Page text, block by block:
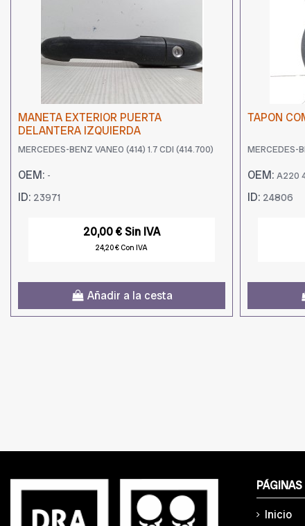
MANETA EXTERIOR PUERTA
DELANTERA IZQUIERDA
MERCEDES-BENZ VANEO (414) 1.7 CDI (414.700)
OEM: -
ID: 23971
20,00 € Sin IVA
24,20 € Con IVA
Añadir a la cesta
TAPON
MERCEDES-
OEM: A220
ID: 24806
PÁGINAS
Inicio